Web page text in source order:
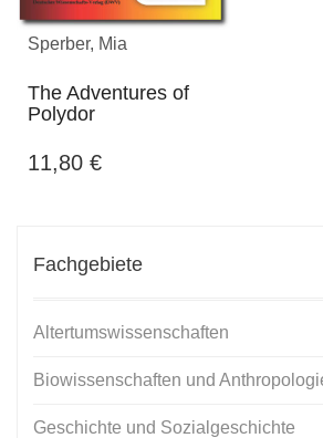
Sperber, Mia
The Adventures of
Polydor
11,80 €
Fachgebiete
Altertumswissenschaften
Biowissenschaften und
Geschichte und Sozialgeschichte